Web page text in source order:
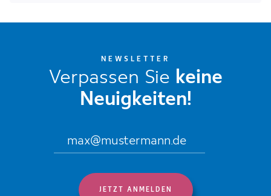
NEWSLETTER
Verpassen Sie keine
Neuigkeiten!